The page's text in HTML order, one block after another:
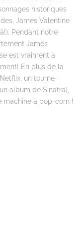
historiques
James Valentine
Pendant notre
James
est vraiment à
En plus de la
un tourne-
album de Sinatra),
machine à pop-corn !